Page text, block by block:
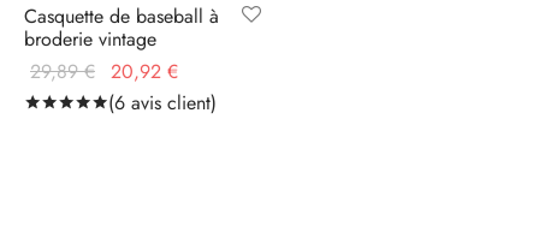
Casquette de baseball à
broderie vintage
29,89€
Le prix
initial
20,92 €
actuel
Notésur 5 basé sur
(6 avis client)